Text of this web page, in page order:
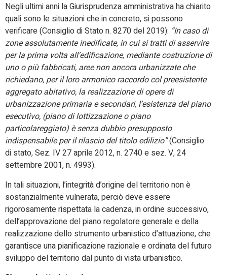
Negli ultimi anni la Giurisprudenza amministrativa ha chiarito
quali sono le situazioni che in concreto, si possono
verificare (Consiglio di Stato n. 8270 del 2019): “In caso di
zone assolutamente inedificate, in cui si tratti di asservire
per la prima volta all’edificazione, mediante costruzione di
uno o più fabbricati, aree non ancora urbanizzate che
richiedano, per il loro armonico raccordo col preesistente
aggregato abitativo, la realizzazione di opere di
urbanizzazione primaria e secondari, l’esistenza del piano
esecutivo, (piano di lottizzazione o piano
particolareggiato) è senza dubbio presupposto
indispensabile per il rilascio del titolo edilizio”(Consiglio
di stato, Sez. IV 27 aprile 2012, n. 2740 e sez. V, 24
settembre 2001, n. 4993).
In tali situazioni, l’integrità d’origine del territorio non è
sostanzialmente vulnerata, perciò deve essere
rigorosamente rispettata la cadenza, in ordine successivo,
dell’approvazione del piano regolatore generale e della
realizzazione dello strumento urbanistico d’attuazione, che
garantisce una pianificazione razionale e ordinata del futuro
sviluppo del territorio dal punto di vista urbanistico.